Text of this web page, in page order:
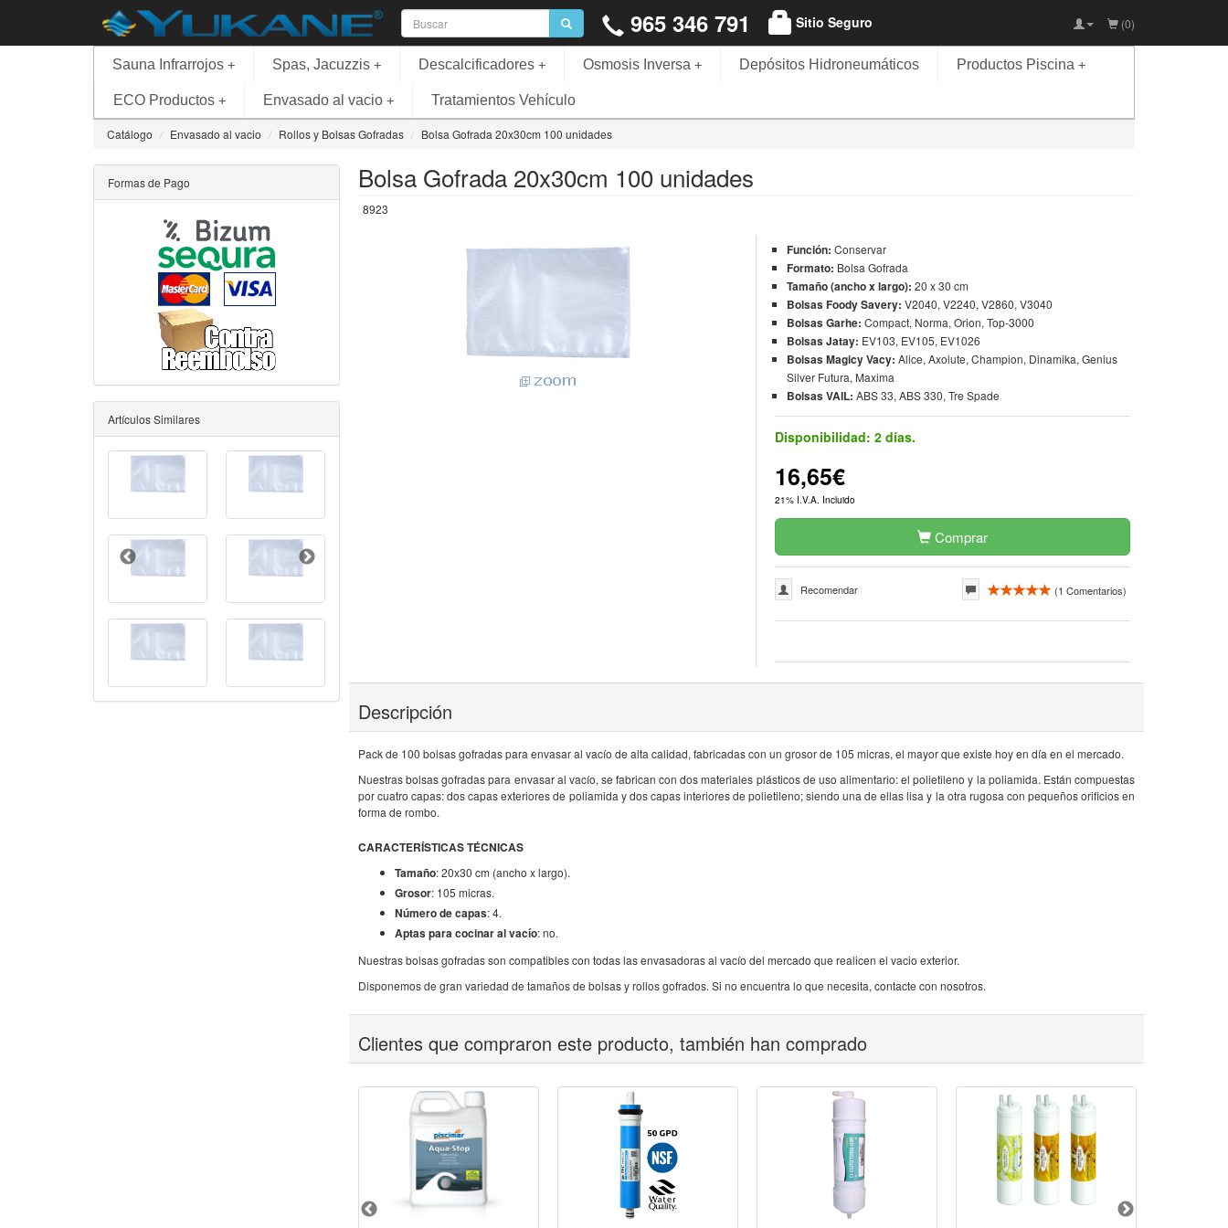
965 346 791 Sitio Seguro (0)
+
Sauna Infrarrojos +
Spas, Jacuzzis +
Descalcificadores +
Osmosis Inversa Depósitos Hidroneumáticos +
Productos Piscina
+
ECO Productos +
Envasado al vacio Tratamientos Vehículo
Catálogo Envasado al vacio Rollos y Bolsas Gofradas Bolsa Gofrada 20x30cm 100 unidades
Bolsa Gofrada 20x30cm 100 unidades
8923
Función: Conservar
Formato: Bolsa Gofrada
Tamaño (ancho x largo): 20 x 30 cm
Bolsas Foody Savery: V2040, V2240, V2860, V3040
Bolsas Garhe: Compact, Norma, Orion, Top-3000
Bolsas Jatay: EV103, EV105, EV1026
Bolsas Magicy Vacy: Alice, Axolute, Champion, Dinamika, Genius
Silver Futura, Maxima
Bolsas VAIL: ABS 33, ABS 330, Tre Spade
Disponibilidad: 2 días.
16,65€
21% I.V.A. Incluido
Comprar
Recomendar (1 Comentarios)
Descripción
Pack de 100 bolsas gofradas para envasar al vacío de alta calidad, fabricadas con un grosor de 105 micras, el mayor que existe hoy en día en el mercado.
Nuestras bolsas gofradas para envasar al vacío, se fabrican con dos materiales plásticos de uso alimentario: el polietileno y la poliamida. Están compuestas
por cuatro capas: dos capas exteriores de poliamida y dos capas interiores de polietileno; siendo una de ellas lisa y la otra rugosa con pequeños orificios en
forma de rombo.
CARACTERÍSTICAS TÉCNICAS
Tamaño: 20x30 cm (ancho x largo).
Grosor: 105 micras.
Número de capas: 4.
Aptas para cocinar al vacío: no.
Nuestras bolsas gofradas son compatibles con todas las envasadoras al vacío del mercado que realicen el vacio exterior.
Disponemos de gran variedad de tamaños de bolsas y rollos gofrados. Si no encuentra lo que necesita, contacte con nosotros.
Clientes que compraron este producto, también han comprado
Formas de Pago
Artículos Similares